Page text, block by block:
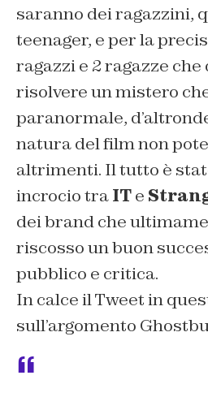
saranno dei ragazzini,
teenager, e per la
ragazzi e 2 ragazze che
risolvere un mistero
paranormale,
natura del film non
altrimenti. Il tutto è
incrocio traITe
dei brand che
riscosso un buon
pubblico e critica.
In calce il Tweet in
sull’argomento